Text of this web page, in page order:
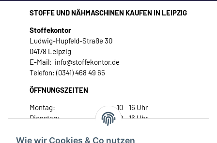
Wie wir Cookies & Co nutzen
STOFFE UND NÄHMASCHINEN KAUFEN IN LEIPZIG
Stoffekontor
Ludwig-Hupfeld-Straße 30
04178 Leipzig
E-Mail: info@stoffekontor.de
Telefon: (0341) 468 49 65
ÖFFNUNGSZEITEN
Montag:
10 - 16 Uhr
Dienstag:
10 - 16 Uhr
Donnerstag:
10 - 18 Uhr